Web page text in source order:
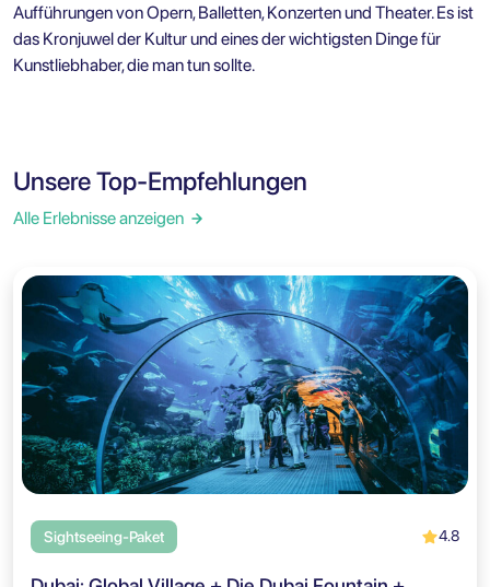
Aufführungen von Opern, Balletten, Konzerten und Theater. Es ist
das Kronjuwel der Kultur und eines der wichtigsten Dinge für
Kunstliebhaber, die man tun sollte.
Unsere Top-Empfehlungen
Alle Erlebnisse anzeigen
Sightseeing-Paket 4.8